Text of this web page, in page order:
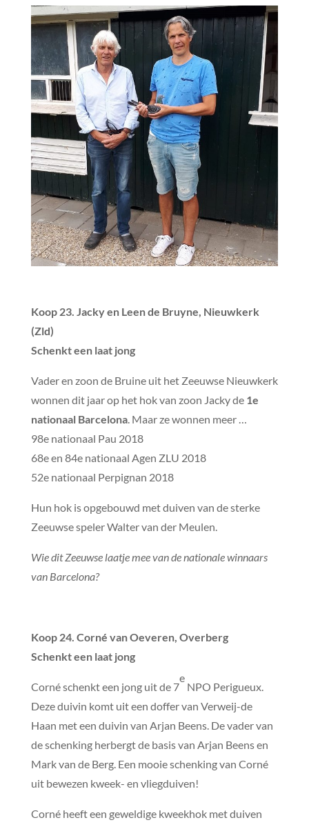
Koop 23. Jacky en Leen de Bruyne, Nieuwkerk
(Zld)
Schenkt een laat jong
Vader en zoon de Bruine uit het Zeeuwse Nieuwkerk
wonnen dit jaar op het hok van zoon Jacky de 1e
nationaal Barcelona. Maar ze wonnen meer …
98e nationaal Pau 2018
68e en 84e nationaal Agen ZLU 2018
52e nationaal Perpignan 2018
Hun hok is opgebouwd met duiven van de sterke
Zeeuwse speler Walter van der Meulen.
Wie dit Zeeuwse laatje mee van de nationale winnaars
van Barcelona?
Koop 24. Corné van Oeveren, Overberg
Schenkt een laat jong
Corné schenkt een jong uit de 7
e
NPO Perigueux.
Deze duivin komt uit een doffer van Verweij-de
Haan met een duivin van Arjan Beens. De vader van
de schenking herbergt de basis van Arjan Beens en
Mark van de Berg. Een mooie schenking van Corné
uit bewezen kweek- en vliegduiven!
Corné heeft een geweldige kweekhok met duiven